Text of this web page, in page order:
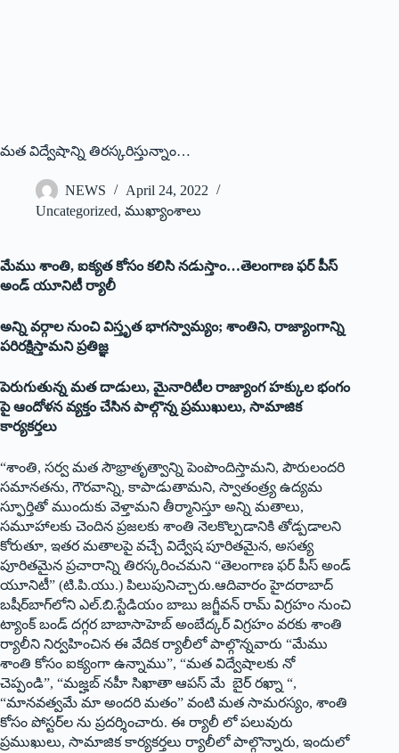
మత విద్వేషాన్ని తిరస్కరిస్తున్నాం…
NEWS
April 24, 2022
Uncategorized, ముఖ్యాంశాలు
మేము శాంతి, ఐక్యత కోసం కలిసి నడుస్తాం…తెలంగాణ ఫర్ పీస్
అండ్ యూనిటీ ర్యాలీ
అన్ని వర్గాల నుంచి విస్తృత భాగస్వామ్యం; శాంతిని, రాజ్యాంగాన్ని
పరిరక్షిస్తామని ప్రతిజ్ఞ
పెరుగుతున్న మత దాడులు, మైనారిటీల రాజ్యాంగ హక్కుల భంగం
పై ఆందోళన వ్యక్తం చేసిన పాల్గొన్న ప్రముఖులు, సామాజిక
కార్యకర్తలు
“శాంతి, సర్వ మత సౌభ్రాతృత్వాన్ని పెంపొందిస్తామని, పౌరులందరి
సమానతను, గౌరవాన్ని, కాపాడుతామని, స్వాతంత్ర్య ఉద్యమ
స్ఫూర్తితో ముందుకు వెళ్తామని తీర్మానిస్తూ అన్ని మతాలు,
సమూహాలకు చెందిన ప్రజలకు శాంతి నెలకొల్పడానికి తోడ్పడాలని
కోరుతూ, ఇతర మతాలపై వచ్చే విద్వేష పూరితమైన, అసత్య
పూరితమైన ప్రచారాన్ని తిరస్కరించమని “తెలంగాణ ఫర్ పీస్ అండ్
యూనిటీ” (టి.పి.యు.) పిలుపునిచ్చారు.ఆదివారం హైదరాబాద్
బషీర్‌బాగ్‌లోని ఎల్.బి.స్టేడియం బాబు జగ్జీవన్ రామ్ విగ్రహం నుంచి
ట్యాంక్ బండ్ దగ్గర బాబాసాహెబ్ అంబేద్కర్ విగ్రహం వరకు శాంతి
ర్యాలీని నిర్వహించిన ఈ వేదిక ర్యాలీలో పాల్గొన్నవారు “మేము
శాంతి కోసం ఐక్యంగా ఉన్నాము”, “మత విద్వేషాలకు నో
చెప్పండి”, “మజ్హబ్ నహీ సిఖాతా ఆపస్ మే బైర్ రఖ్నా “,
“మానవత్వమే మా అందరి మతం” వంటి మత సామరస్యం, శాంతి
కోసం పోస్టర్‌ల ను ప్రదర్శించారు. ఈ ర్యాలీ లో పలువురు
ప్రముఖులు, సామాజిక కార్యకర్తలు ర్యాలీలో పాల్గొన్నారు, ఇందులో